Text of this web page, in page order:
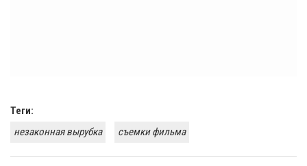
Теги:
незаконная вырубка
съемки фильма